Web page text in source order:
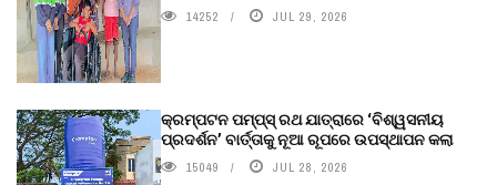
14252 JUL 29, 2026
କ୍ରମ୍ପଟନ ପମ୍ପ୍‌ସ୍‌ ରଥ ଯାତ୍ରାରେ ‘ବିଶ୍ୱସନୀୟ
ପ୍ରଦର୍ଶନ’ ବାର୍ତ୍ତାକୁ ନୂଆ ରୂପରେ ଉପସ୍ଥାପନ କଲା
15049 JUL 28, 2026